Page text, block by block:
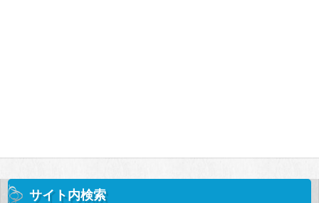
サイト内検索